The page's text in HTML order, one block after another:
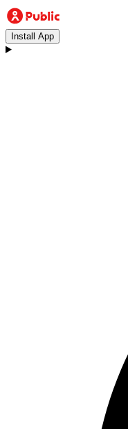
Install App